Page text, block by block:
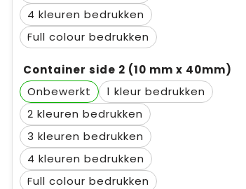
4
Full colour
Container side 2 (10 mm x 40mm)
Onbewerkt
1
2
3
4
Full colour